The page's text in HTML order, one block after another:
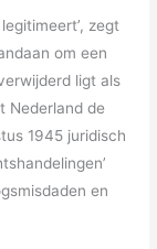
zegt
om een
ligt als
Nederland de
1945 juridisch
en